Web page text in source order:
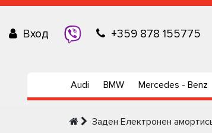
Вход +359 878 155775
Audi BMW Mercedes - Benz
Заден Електронен